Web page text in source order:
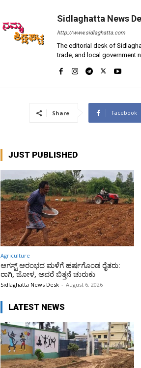
Sidlaghatta News
http://www.sidlaghatta.com
The editorial desk of
trade, and local government
Share Facebook
JUST PUBLISHED
Agriculture
ಆಗಸ್ಟ್ ಆರಂಭದ ಮಳೆಗೆ ಹರ್ಷಗೊಂಡ ರೈತರು:
ರಾಗಿ, ಜೋಳ, ಅವರೆ ಬಿತ್ತನೆ ಚುರುಕು
Sidlaghatta News Desk - August 6, 2026
LATEST NEWS